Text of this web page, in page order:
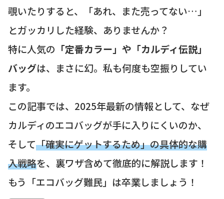
覗いたりすると、「あれ、また売ってない…」
とガッカリした経験、ありませんか？
特に人気の 「定番カラー」や「カルディ伝説」
バッグは、まさに幻。私も何度も空振りしてい
ます。
この記事では、2025年最新の情報として、なぜ
カルディのエコバッグが手に入りにくいのか、
そして「確実にゲットするため」の具体的な購
入戦略を、裏ワザ含めて徹底的に解説します！
もう「エコバッグ難民」は卒業しましょう！